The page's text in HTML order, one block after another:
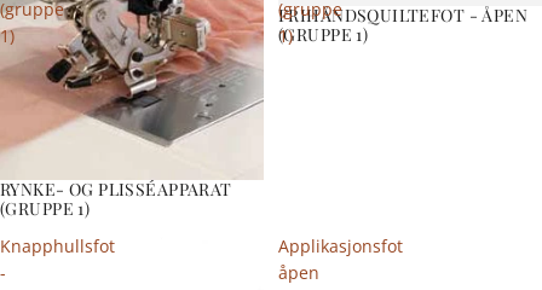
(gruppe
1)
RYNKE- OG PLISSÉAPPARAT
(GRUPPE 1)
(gruppe
1)
FRIHÅNDSQUILTEFOT - ÅPEN
(GRUPPE 1)
Knapphullsfot
-
Applikasjonsfot
åpen